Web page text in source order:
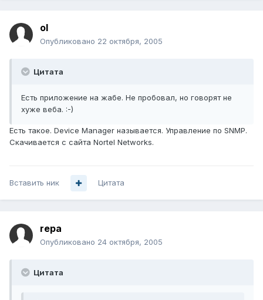
ol
Опубликовано 22 октября, 2005
Цитата
Есть приложение на жабе. Не пробовал, но говорят не
хуже веба. :-)
Есть такое. Device Manager называется. Управление по SNMP.
Скачивается с сайта Nortel Networks.
Вставить ник Цитата
repa
Опубликовано 24 октября, 2005
Цитата